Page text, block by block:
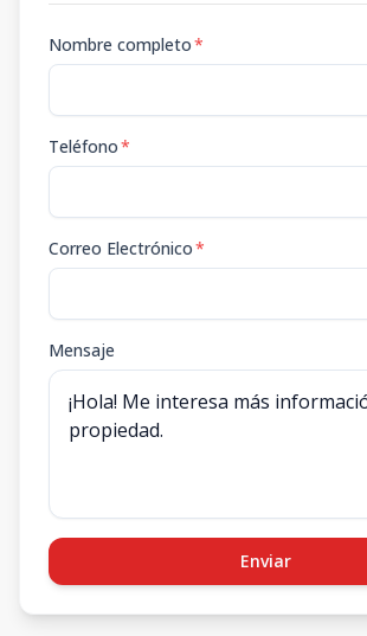
Nombre completo*
Teléfono*
Correo Electrónico*
Mensaje
Enviar